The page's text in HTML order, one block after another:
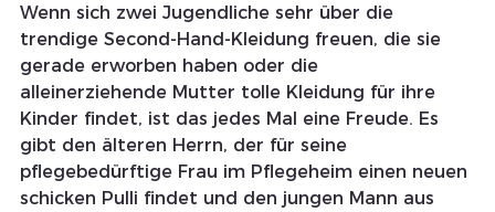
Wenn sich zwei Jugendliche sehr über die
trendige Second-Hand-Kleidung freuen, die sie
gerade erworben haben oder die
alleinerziehende Mutter tolle Kleidung für ihre
Kinder findet, ist das jedes Mal eine Freude. Es
gibt den älteren Herrn, der für seine
pflegebedürftige Frau im Pflegeheim einen neuen
schicken Pulli findet und den jungen Mann aus